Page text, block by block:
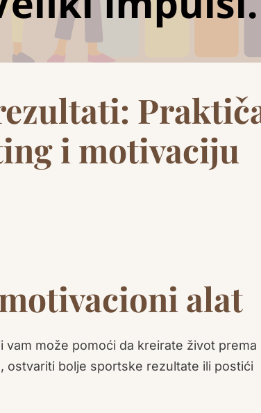
i motivaciju
alat
vam može pomoći da kreirate život prema
ostvariti bolje sportske rezultate ili postići